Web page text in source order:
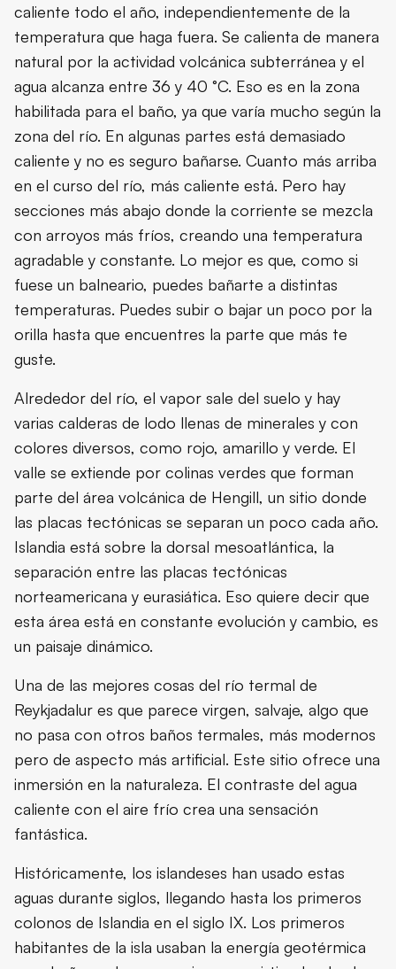
caliente todo el año, independientemente de la
temperatura que haga fuera. Se calienta de manera
natural por la actividad volcánica subterránea y el
agua alcanza entre 36 y 40 °C. Eso es en la zona
habilitada para el baño, ya que varía mucho según la
zona del río. En algunas partes está demasiado
caliente y no es seguro bañarse. Cuanto más arriba
en el curso del río, más caliente está. Pero hay
secciones más abajo donde la corriente se mezcla
con arroyos más fríos, creando una temperatura
agradable y constante. Lo mejor es que, como si
fuese un balneario, puedes bañarte a distintas
temperaturas. Puedes subir o bajar un poco por la
orilla hasta que encuentres la parte que más te
guste.
Alrededor del río, el vapor sale del suelo y hay
varias calderas de lodo llenas de minerales y con
colores diversos, como rojo, amarillo y verde. El
valle se extiende por colinas verdes que forman
parte del área volcánica de Hengill, un sitio donde
las placas tectónicas se separan un poco cada año.
Islandia está sobre la dorsal mesoatlántica, la
separación entre las placas tectónicas
norteamericana y eurasiática. Eso quiere decir que
esta área está en constante evolución y cambio, es
un paisaje dinámico.
Una de las mejores cosas del río termal de
Reykjadalur es que parece virgen, salvaje, algo que
no pasa con otros baños termales, más modernos
pero de aspecto más artificial. Este sitio ofrece una
inmersión en la naturaleza. El contraste del agua
caliente con el aire frío crea una sensación
fantástica.
Históricamente, los islandeses han usado estas
aguas durante siglos, llegando hasta los primeros
colonos de Islandia en el siglo IX. Los primeros
habitantes de la isla usaban la energía geotérmica